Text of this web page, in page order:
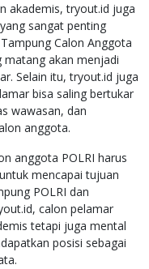
akademis, tryout.id juga
sangat penting
Calon Anggota
matang akan menjadi
Selain itu, tryout.id juga
bisa saling bertukar
wawasan, dan
anggota.
anggota POLRI harus
mencapai tujuan
POLRI dan
calon pelamar
tetapi juga mental
posisi sebagai